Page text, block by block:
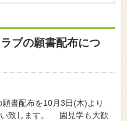
ブの願書配布につ
書配布を10月3日(木)より
い致します。 園見学も大歓